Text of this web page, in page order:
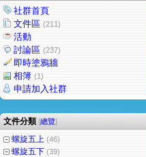
社群首頁
文件區 (211)
活動
討論區 (237)
即時塗鴉牆
相簿 (1)
申請加入社群
文件分類 [總覽]
螺旋五上 (46)
螺旋五下 (39)